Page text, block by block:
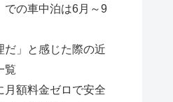
での車中泊は6月～9
だ」と感じた際の近
覧
月額料金ゼロで安全